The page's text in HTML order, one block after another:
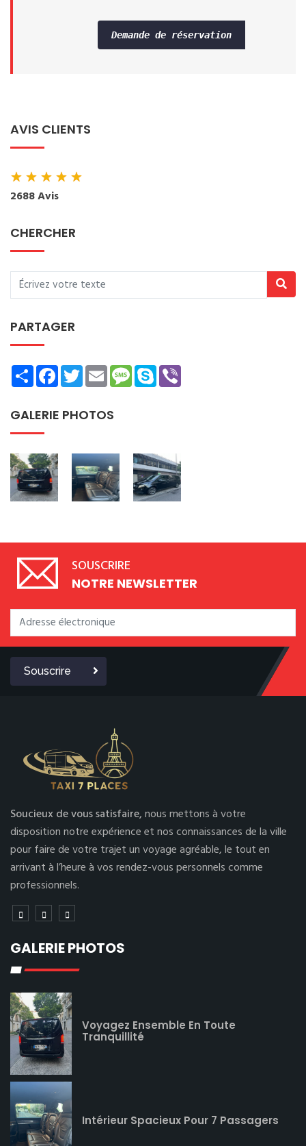
Demande de réservation
AVIS CLIENTS
★★★★★
2688 Avis
CHERCHER
PARTAGER
ShareFacebookTwitterEmailMessage
Skype
GALERIE PHOTOS
SOUSCRIRE
NOTRE NEWSLETTER
Souscrire
Soucieux de vous satisfaire,nous mettons à votre
disposition notre expérience et nos connaissances de la ville
pour faire de votre trajet un voyage agréable, le tout en
arrivant à l’heure à vos rendez-vous personnels comme
professionnels.
GALERIE PHOTOS
Voyagez Ensemble En Toute
Tranquillité
Intérieur Spacieux Pour 7 Passagers